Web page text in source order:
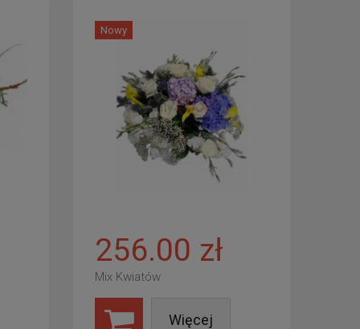
Nowy
256.00 zł
Mix Kwiatów
Więcej